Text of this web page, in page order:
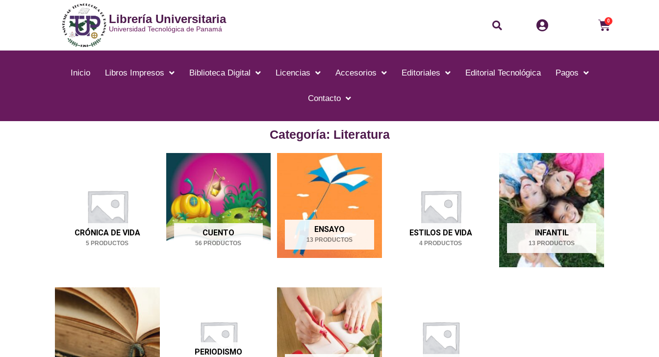
Librería Universitaria
Universidad Tecnológica de Panamá Buscar 0Carrito
Inicio Libros Impresos Biblioteca Digital Licencias Accesorios Editoriales Editorial Tecnológica Pagos
Contacto
Categoría: Literatura
CRÓNICA DE VIDA
5 PRODUCTOS
CUENTO
56 PRODUCTOS
ENSAYO
13 PRODUCTOS
ESTILOS DE VIDA
4 PRODUCTOS
INFANTIL
13 PRODUCTOS
PERIODISMO